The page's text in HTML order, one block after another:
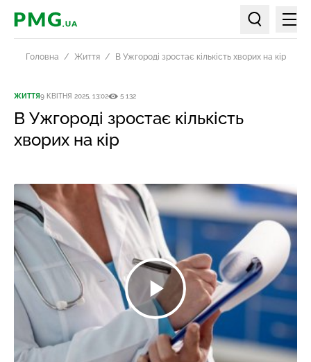
PMG.ua
Пошук по
Головна Життя В Ужгороді зростає кількість хворих на кір
ЖИТТЯ9 КВІТНЯ 2025, 13:02 5 132
В Ужгороді зростає кількість
хворих на кір